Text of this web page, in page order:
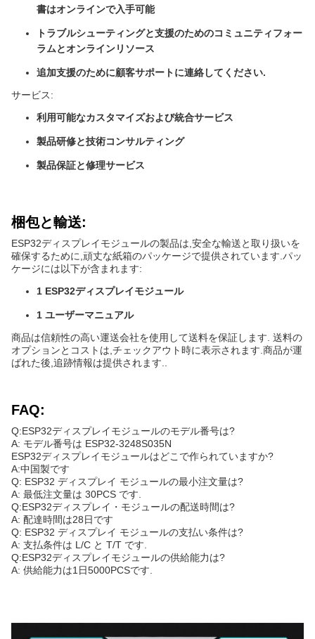
書はオンラインで入手可能
トラブルシューティングと支援のためのコミュニティフォー
ラムとオンラインリソース
追加支援のために顧客サポートに連絡してください.
サービス:
利用可能なカスタマイズおよび統合サービス
製品研修と技術コンサルティング
製品保証と修理サービス
梱包と輸送:
ESP32ディスプレイモジュールの製品は,安全な輸送と取り扱いを
確保するために,頑丈な紙箱のパッケージで提供されています.パッ
ケージには以下が含まれます:
1 ESP32ディスプレイモジュール
1 ユーザーマニュアル
商品は信頼性の高い運送会社を使用して送料を保証します. 送料の
オプションとコストは,チェックアウト時に表示されます.商品が運
ばれた後,追跡情報は提供されます..
FAQ:
Q:ESP32ディスプレイモジュールのモデル番号は?
A: モデル番号は ESP32-3248S035N
ESP32ディスプレイモジュールはどこで作られていますか?
A:中国製です
Q: ESP32 ディスプレイ モジュールの最小注文量は?
A: 最低注文量は 30PCS です.
Q:ESP32ディスプレイ・モジュールの配送時間は?
A: 配達時間は28日です
Q: ESP32 ディスプレイ モジュールの支払い条件は?
A: 支払条件は L/C と T/T です.
Q:ESP32ディスプレイモジュールの供給能力は?
A: 供給能力は1日5000PCSです.